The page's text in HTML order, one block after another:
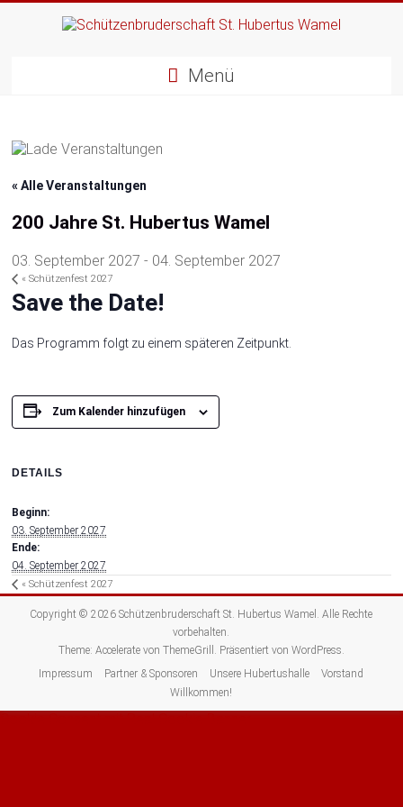
Wamel
Glaube
–
–
Heimat
Menü
« Alle Veranstaltungen
200 Jahre St. Hubertus Wamel
03. September 2027 - 04. September 2027
« Schützenfest 2027
Save the Date!
Das Programm folgt zu einem späteren Zeitpunkt.
Zum Kalender hinzufügen
DETAILS
Beginn:
03. September 2027
Ende:
04. September 2027
« Schützenfest 2027
Copyright © 2026Schützenbruderschaft St. Hubertus Wamel . Alle Rechte
vorbehalten.
Theme: Acceleratevon ThemeGrill. Präsentiert von WordPress.
Impressum
Partner & Sponsoren Unsere Hubertushalle
Vorstand
Willkommen!